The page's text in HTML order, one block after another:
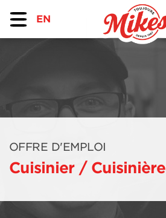
EN
OFFRE D'EMPLOI
Cuisinier / Cuisinière